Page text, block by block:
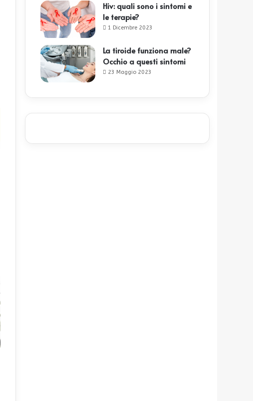
Hiv: quali sono i sintomi e
le terapie?
1 Dicembre 2023
La tiroide funziona male?
Occhio a questi sintomi
23 Maggio 2023